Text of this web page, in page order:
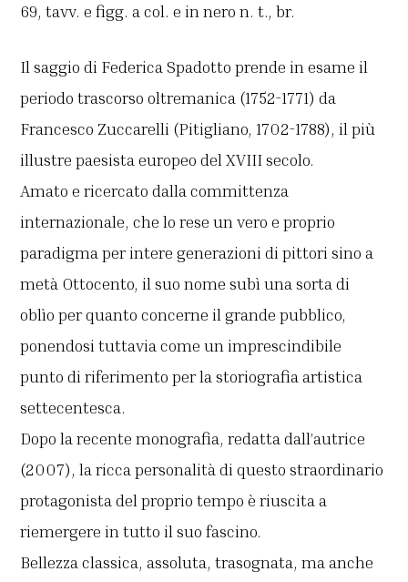
69, tavv. e figg. a col. e in nero n. t., br.
Il saggio di Federica Spadotto prende in esame il
periodo trascorso oltremanica (1752-1771) da
Francesco Zuccarelli (Pitigliano, 1702-1788), il più
illustre paesista europeo del XVIII secolo.
Amato e ricercato dalla committenza
internazionale, che lo rese un vero e proprio
paradigma per intere generazioni di pittori sino a
metà Ottocento, il suo nome subì una sorta di
oblìo per quanto concerne il grande pubblico,
ponendosi tuttavia come un imprescindibile
punto di riferimento per la storiografia artistica
settecentesca.
Dopo la recente monografia, redatta dall’autrice
(2007), la ricca personalità di questo straordinario
protagonista del proprio tempo è riuscita a
riemergere in tutto il suo fascino.
Bellezza classica, assoluta, trasognata, ma anche